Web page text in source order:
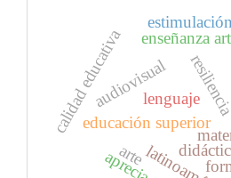
educación superior
resiliencia
calidad educativa lenguaje
arte
enseñanza
audiovisual